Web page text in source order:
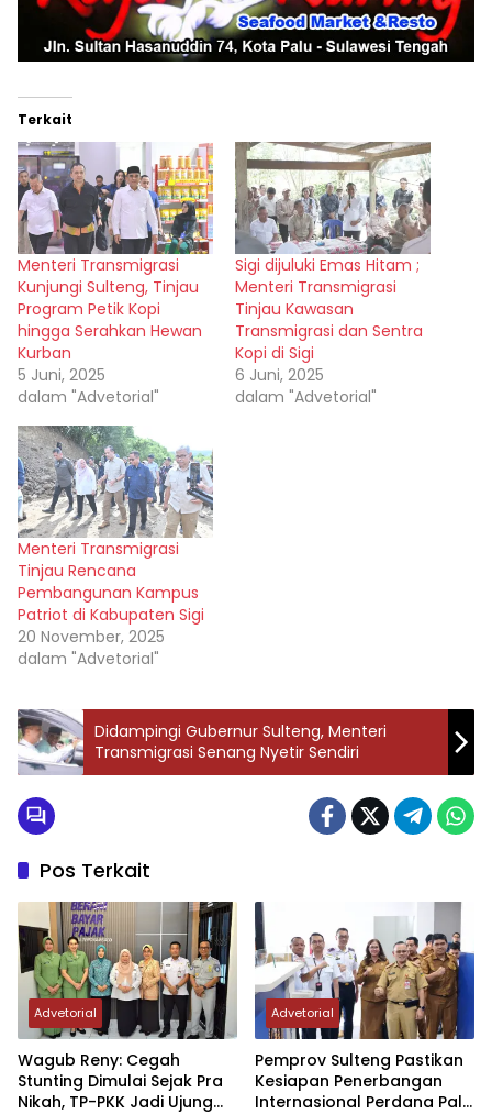
Terkait
Menteri Transmigrasi
Kunjungi Sulteng, Tinjau
Program Petik Kopi
hingga Serahkan Hewan
Kurban
5 Juni, 2025
dalam "Advetorial"
Sigi dijuluki Emas Hitam ;
Menteri Transmigrasi
Tinjau Kawasan
Transmigrasi dan Sentra
Kopi di Sigi
6 Juni, 2025
dalam "Advetorial"
Menteri Transmigrasi
Tinjau Rencana
Pembangunan Kampus
Patriot di Kabupaten Sigi
20 November, 2025
dalam "Advetorial"
Didampingi Gubernur Sulteng, Menteri
Transmigrasi Senang Nyetir Sendiri
Pos Terkait
Advetorial
Wagub Reny: Cegah
Stunting Dimulai Sejak Pra
Nikah, TP-PKK Jadi Ujung
Advetorial
Pemprov Sulteng Pastikan
Kesiapan Penerbangan
Internasional Perdana Palu